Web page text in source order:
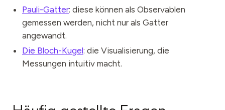
Pauli-Gatter: diese können als Observablen
gemessen werden, nicht nur als Gatter
angewandt.
Die Bloch-Kugel: die Visualisierung, die
Messungen intuitiv macht.